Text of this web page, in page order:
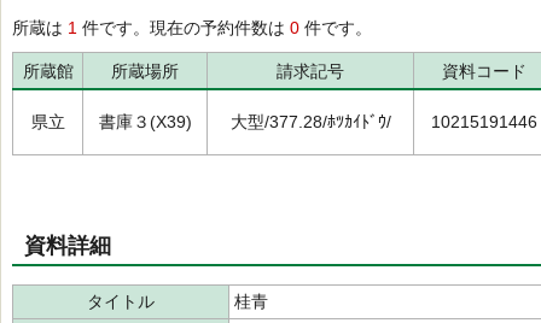
所蔵は 1 件です。現在の予約件数は 0 件です。
所蔵館 所蔵場所 請求記号 資料コード
県立 書庫３(X39) 大型/377.28/ﾎﾂｶｲﾄﾞｳ/ 10215191446
資料詳細
タイトル
桂青